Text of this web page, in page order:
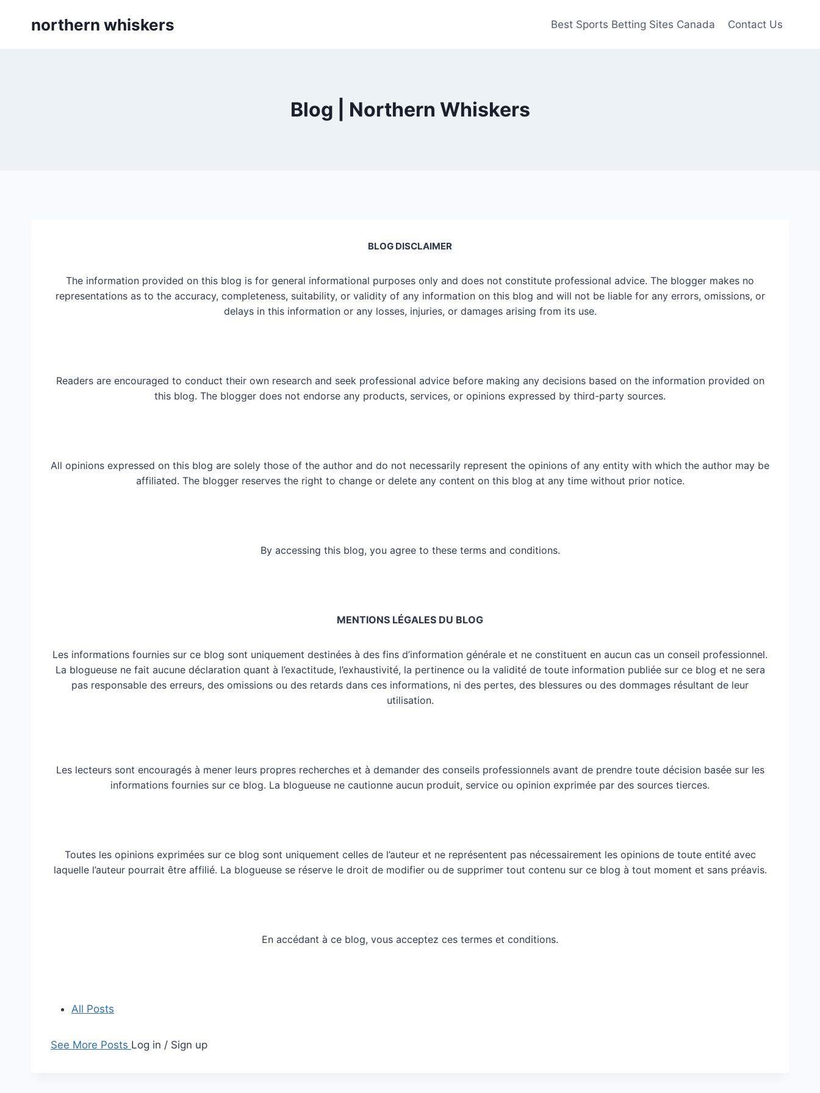
northern whiskers Best Sports Betting Sites Canada Contact Us
Blog | Northern Whiskers
BLOG DISCLAIMER
The information provided on this blog is for general informational purposes only and does not constitute professional advice. The blogger makes no
representations as to the accuracy, completeness, suitability, or validity of any information on this blog and will not be liable for any errors, omissions, or
delays in this information or any losses, injuries, or damages arising from its use.
Readers are encouraged to conduct their own research and seek professional advice before making any decisions based on the information provided on
this blog. The blogger does not endorse any products, services, or opinions expressed by third-party sources.
All opinions expressed on this blog are solely those of the author and do not necessarily represent the opinions of any entity with which the author may be
affiliated. The blogger reserves the right to change or delete any content on this blog at any time without prior notice.
By accessing this blog, you agree to these terms and conditions.
MENTIONS LÉGALES DU BLOG
Les informations fournies sur ce blog sont uniquement destinées à des fins d’information générale et ne constituent en aucun cas un conseil professionnel.
La blogueuse ne fait aucune déclaration quant à l’exactitude, l’exhaustivité, la pertinence ou la validité de toute information publiée sur ce blog et ne sera
pas responsable des erreurs, des omissions ou des retards dans ces informations, ni des pertes, des blessures ou des dommages résultant de leur
utilisation.
Les lecteurs sont encouragés à mener leurs propres recherches et à demander des conseils professionnels avant de prendre toute décision basée sur les
informations fournies sur ce blog. La blogueuse ne cautionne aucun produit, service ou opinion exprimée par des sources tierces.
Toutes les opinions exprimées sur ce blog sont uniquement celles de l’auteur et ne représentent pas nécessairement les opinions de toute entité avec
laquelle l’auteur pourrait être affilié. La blogueuse se réserve le droit de modifier ou de supprimer tout contenu sur ce blog à tout moment et sans préavis.
En accédant à ce blog, vous acceptez ces termes et conditions.
All Posts
See More Posts Log in / Sign up